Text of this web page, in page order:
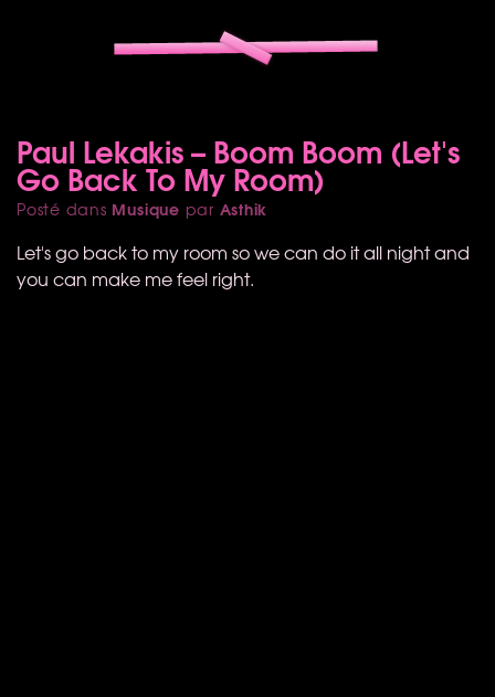
Paul Lekakis – Boom Boom (Let's
Go Back To My Room)
Posté dans Musique par Asthik
Let's go back to my room so we can do it all night and
you can make me feel right.